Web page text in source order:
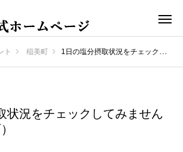
ト 稲美町 1日の塩分摂取状況をチェックしてみませんか？（稲美町）
状況をチェックしてみません